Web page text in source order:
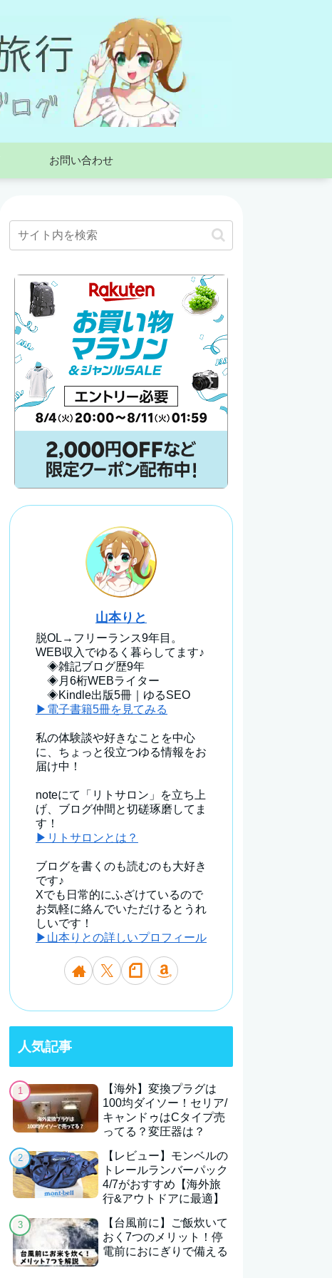
お問い合わせ
山本りと
脱OL→フリーランス9年目。
WEB収入でゆるく暮らしてます♪
◈雑記ブログ歴9年
◈月6桁WEBライター
◈Kindle出版5冊｜ゆるSEO
▶電子書籍5冊を見てみる
私の体験談や好きなことを中心
に、ちょっと役立つゆる情報をお
届け中！
noteにて「リトサロン」を立ち上
げ、ブログ仲間と切磋琢磨してま
す！
▶リトサロンとは？
ブログを書くのも読むのも大好き
です♪
Xでも日常的にふざけているので
お気軽に絡んでいただけるとうれ
しいです！
▶山本りとの詳しいプロフィール
人気記事
【海外】変換プラグは
100均ダイソー！セリア/
キャンドゥはCタイプ売
ってる？変圧器は？
【レビュー】モンベルの
トレールランバーパック
4/7がおすすめ【海外旅
行&アウトドアに最適】
【台風前に】ご飯炊いて
おく7つのメリット！停
電前におにぎりで備える